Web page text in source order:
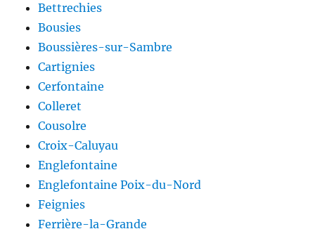
Bettrechies
Bousies
Boussières-sur-Sambre
Cartignies
Cerfontaine
Colleret
Cousolre
Croix-Caluyau
Englefontaine
Englefontaine Poix-du-Nord
Feignies
Ferrière-la-Grande